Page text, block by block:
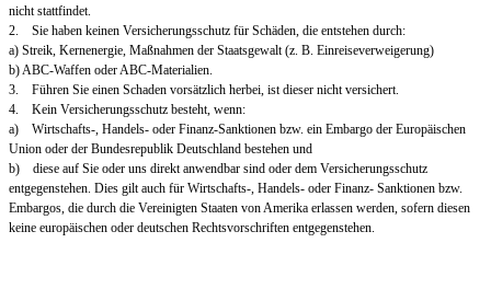
nicht stattfindet.
2. Sie haben keinen Versicherungsschutz für Schäden, die entstehen durch:
a) Streik, Kernenergie, Maßnahmen der Staatsgewalt (z. B. Einreiseverweigerung)
b) ABC-Waffen oder ABC-Materialien.
3. Führen Sie einen Schaden vorsätzlich herbei, ist dieser nicht versichert.
4. Kein Versicherungsschutz besteht, wenn:
a) Wirtschafts-, Handels- oder Finanz-Sanktionen bzw. ein Embargo der Europäischen
Union oder der Bundesrepublik Deutschland bestehen und
b) diese auf Sie oder uns direkt anwendbar sind oder dem Versicherungsschutz
entgegenstehen. Dies gilt auch für Wirtschafts-, Handels- oder Finanz- Sanktionen bzw.
Embargos, die durch die Vereinigten Staaten von Amerika erlassen werden, sofern diesen
keine europäischen oder deutschen Rechtsvorschriften entgegenstehen.